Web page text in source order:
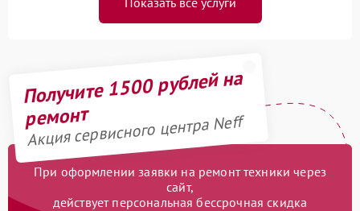
Получите 1500 рублей на
ремонт
Акция сервисного центра Neff
При оформлении заявки на ремонт техники через
сайт,
действует персональная бессрочная скидка